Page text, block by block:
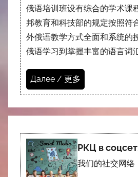
俄语培训班设有综合的学术课
邦教育和科技部的规定按照符
外俄语教学方式全面和系统的
俄语学习到掌握丰富的语言词
Далее / 更多
РКЦ в
我们的社交网络